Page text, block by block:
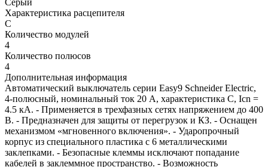
Характеристика расцепителя
C
Количество модулей
4
Количество полюсов
4
Дополнительная информация
Автоматический выключатель серии Easy9 Schneider Electric,
4-полюсный, номинальный ток 20 А, характеристика С, Icn =
4.5 кА. - Применяется в трехфазных сетях напряжением до 400
В. - Предназначен для защиты от перегрузок и КЗ. - Оснащен
механизмом «мгновенного включения». - Ударопрочный
корпус из специального пластика с 6 металлическими
заклепками. - Безопасные клеммы исключают попадание
кабелей в заклеммное пространство. - Возможность